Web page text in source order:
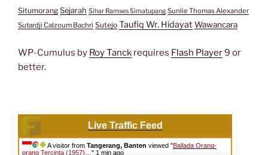
Situmorang Sejarah Sihar Ramses Simatupang Sunlie Thomas Alexander
Sutardji Calzoum Bachri Sutejo Taufiq Wr. Hidayat Wawancara
WP-Cumulus by Roy Tanck requires Flash Player9 or
better.
Live Traffic Feed
A visitor from Tangerang, Banten viewed "Ballada Orang-
orang Tercinta (1957)… " 1 min ago